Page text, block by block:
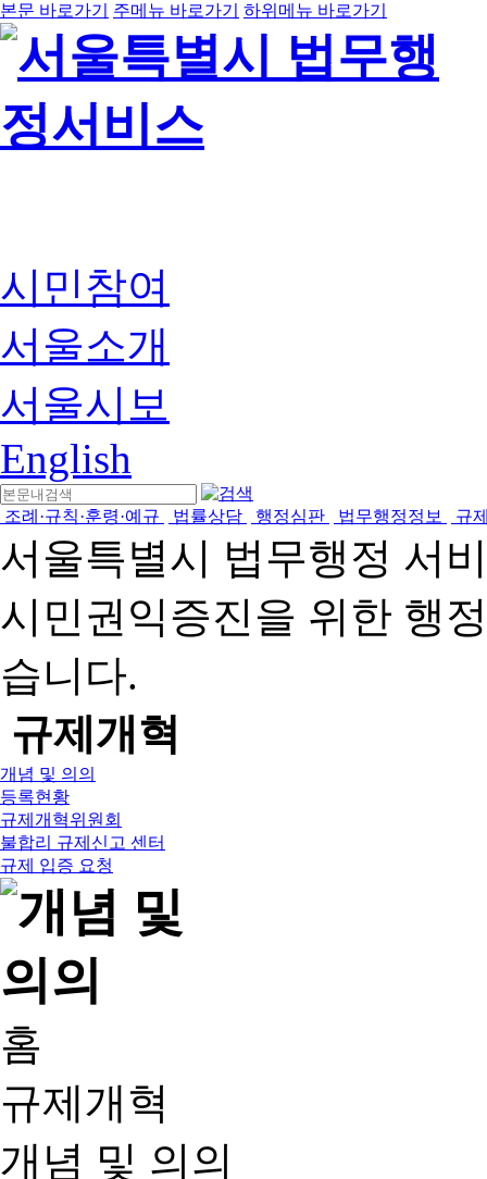
본문 바로가기 주메뉴 바로가기 하위메뉴 바로가기
시민참여
서울소개
서울시보
English
조례·규칙·훈령·예규 법률상담 행정심판 법무행정정보 규
서울특별시 법무행정 서
시민권익증진을 위한 행
습니다.
규제개혁
개념 및 의의
등록현황
규제개혁위원회
불합리 규제신고 센터
규제 입증 요청
홈
규제개혁
개념 및 의의